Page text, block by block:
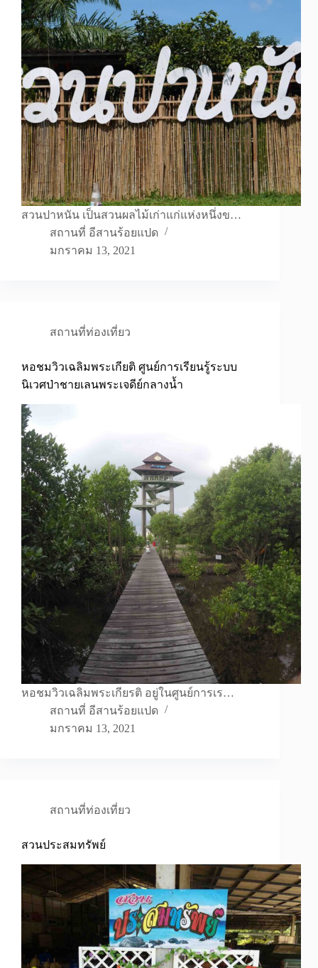
สวนปาหนัน เป็นสวนผลไม้เก่าแก่แห่งหนึ่งข…
สถานที่ อีสานร้อยแปด
มกราคม 13, 2021
สถานที่ท่องเที่ยว
หอชมวิวเฉลิมพระเกียติ ศูนย์การเรียนรู้ระบบ
นิเวศป่าชายเลนพระเจดีย์กลางน้ำ
หอชมวิวเฉลิมพระเกียรติ อยู่ในศูนย์การเร…
สถานที่ อีสานร้อยแปด
มกราคม 13, 2021
สถานที่ท่องเที่ยว
สวนประสมทรัพย์